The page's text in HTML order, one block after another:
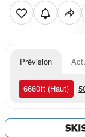
Prévision
6660ft (Haut)